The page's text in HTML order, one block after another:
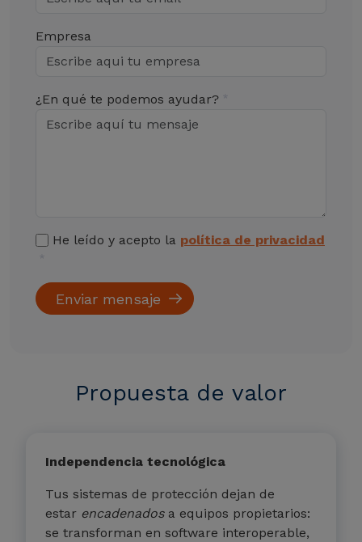
Empresa
¿En qué te podemos ayudar?
He leído y acepto la política de privacidad
Propuesta de valor
Independencia tecnológica
Tus sistemas de protección dejan de
estar encadenadosa equipos propietarios:
se transforman en software interoperable,